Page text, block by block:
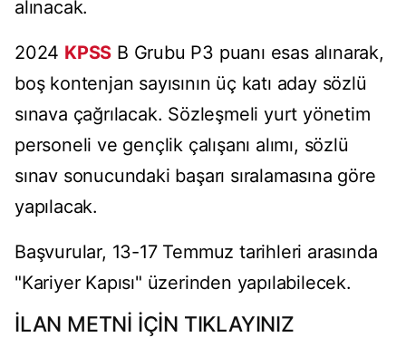
alınacak.
2024 KPSS B Grubu P3 puanı esas alınarak,
boş kontenjan sayısının üç katı aday sözlü
sınava çağrılacak. Sözleşmeli yurt yönetim
personeli ve gençlik çalışanı alımı, sözlü
sınav sonucundaki başarı sıralamasına göre
yapılacak.
Başvurular, 13-17 Temmuz tarihleri arasında
"Kariyer Kapısı" üzerinden yapılabilecek.
İLAN METNİ İÇİN TIKLAYINIZ